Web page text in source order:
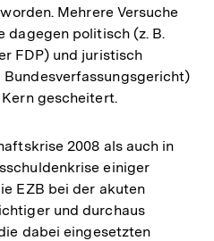
Mehrere Versuche
dagegen politisch (z. B.
FDP) und juristisch
gescheitert.
2008 als auch in
einiger
EZB bei der akuten
und durchaus
dabei eingesetzten